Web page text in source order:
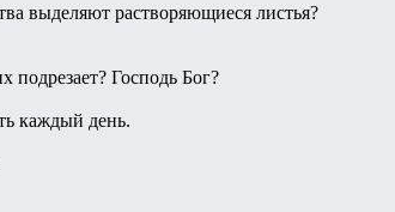
выделяют растворяющиеся листья?
подрезает? Господь Бог?
каждый день.